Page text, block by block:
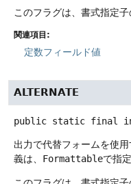
このフラグは、書式指定子
関連項目:
定数フィールド値
ALTERNATE
public static final
出力で代替フォームを使用
義は、 Formattableで指